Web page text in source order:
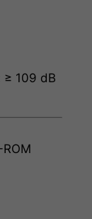
≥ 109 dB